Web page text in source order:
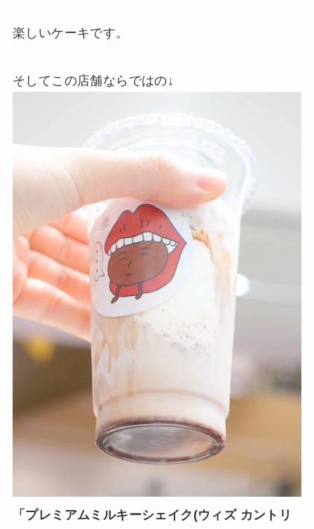
楽しいケーキです。
そしてこの店舗ならではの↓
「プレミアムミルキーシェイク(ウィズ カントリ